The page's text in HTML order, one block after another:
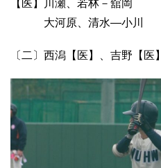
【医】川瀬、若林－舘岡
大河原、清水―小川
〔二〕西潟【医】、吉野【医】